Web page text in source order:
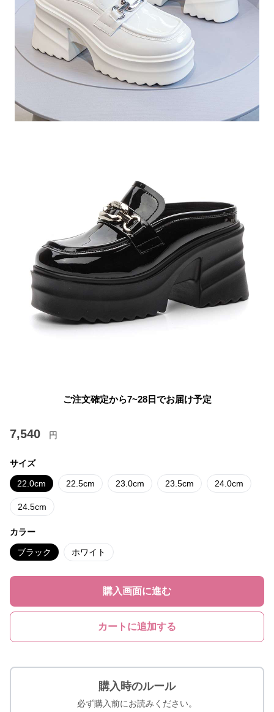
ご注文確定から7~28日でお届け予定
7,540 円
サイズ
22.0cm 22.5cm 23.0cm 23.5cm 24.0cm
24.5cm
カラー
ブラック ホワイト
購入画面に進む
カートに追加する
購入時のルール
必ず購入前にお読みください。